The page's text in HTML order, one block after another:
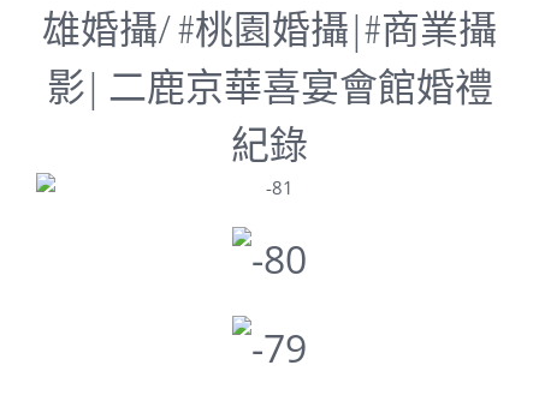
雄婚攝/ #桃園婚攝|#商業攝
影| 二鹿京華喜宴會館婚禮
紀錄